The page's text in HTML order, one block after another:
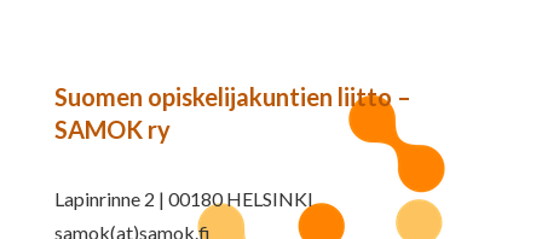
Suomen opiskelijakuntien liitto –
SAMOK ry
Lapinrinne 2 | 00180 HELSINKI
samok(at)samok.fi